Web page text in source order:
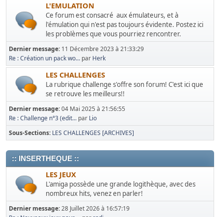
L'EMULATION
Ce forum est consacré aux émulateurs, et à
l'émulation qui n'est pas toujours évidente. Postez ici
les problèmes que vous pourriez rencontrer.
Dernier message: 11 Décembre 2023 à 21:33:29
Re : Création un pack wo... par Herk
LES CHALLENGES
La rubrique challenge s'offre son forum! C'est ici que
se retrouve les meilleurs!!
Dernier message:04 Mai 2025 à 21:56:55
Re : Challenge n°3 (edit... par Lio
Sous-Sections LES CHALLENGES [ARCHIVES]
:: INSERTHEQUE ::
LES JEUX
L'amiga possède une grande logithèque, avec des
nombreux hits, venez en parler!
Dernier message:28 Juillet 2026 à 16:57:19